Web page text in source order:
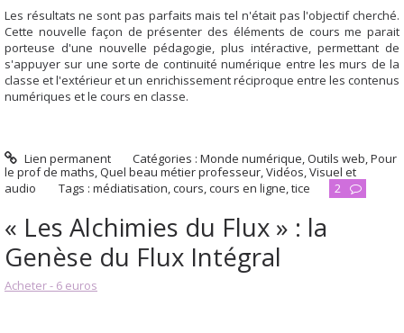
Les résultats ne sont pas parfaits mais tel n'était pas l'objectif cherché.
Cette nouvelle façon de présenter des éléments de cours me parait
porteuse d'une nouvelle pédagogie, plus intéractive, permettant de
s'appuyer sur une sorte de continuité numérique entre les murs de la
classe et l'extérieur et un enrichissement réciproque entre les contenus
numériques et le cours en classe.
Lien permanent Catégories :Monde numérique,Outils web,Pour
le prof de maths,Quel beau métier professeur,Vidéos,Visuel et
audio
Tags : médiatisation,cours,cours en ligne,tice 2
« Les Alchimies du Flux » : la
Genèse du Flux Intégral
Acheter - 6 euros